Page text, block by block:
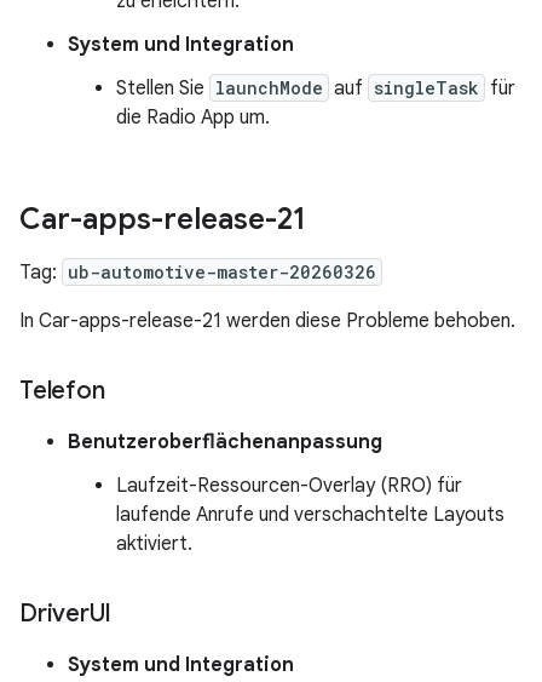
System und Integration
Stellen Sie launchMode auf singleTask für
die Radio App um.
Car-apps-release-21
Tag: ub-automotive-master-20260326
In Car-apps-release-21 werden diese Probleme behoben.
Telefon
Benutzeroberflächenanpassung
Laufzeit-Ressourcen-Overlay (RRO) für
laufende Anrufe und verschachtelte Layouts
aktiviert.
DriverUI
System und Integration